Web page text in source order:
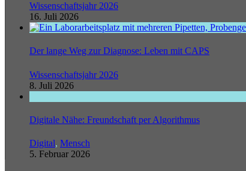
Wissenschaftsjahr 2026
16. Juli 2026
Der lange Weg zur Diagnose: Leben mit CAPS
Wissenschaftsjahr 2026
8. Juli 2026
Digitale Nähe: Freundschaft per Algorithmus
Digital, Mensch
5. Februar 2026